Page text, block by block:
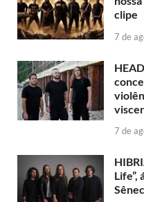
clipe
7 de
7 de
Life”,